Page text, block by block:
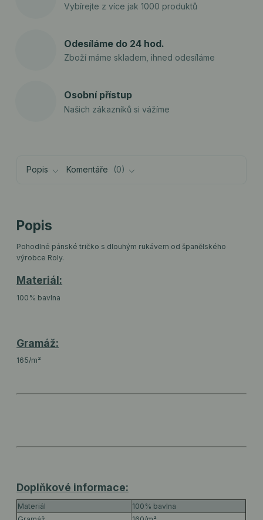
Vybírejte z více jak 1000 produktů
Odesíláme do 24 hod.
Zboží máme skladem, ihned odesíláme
Osobní přístup
Našich zákazníků si vážíme
Popis Komentáře 0
Popis
Pohodlné pánské tričko s dlouhým rukávem od španělského
výrobce Roly.
Materiál:
100% bavlna
Gramáž:
165/m²
Doplňkové informace:
Materiál
100% bavlna